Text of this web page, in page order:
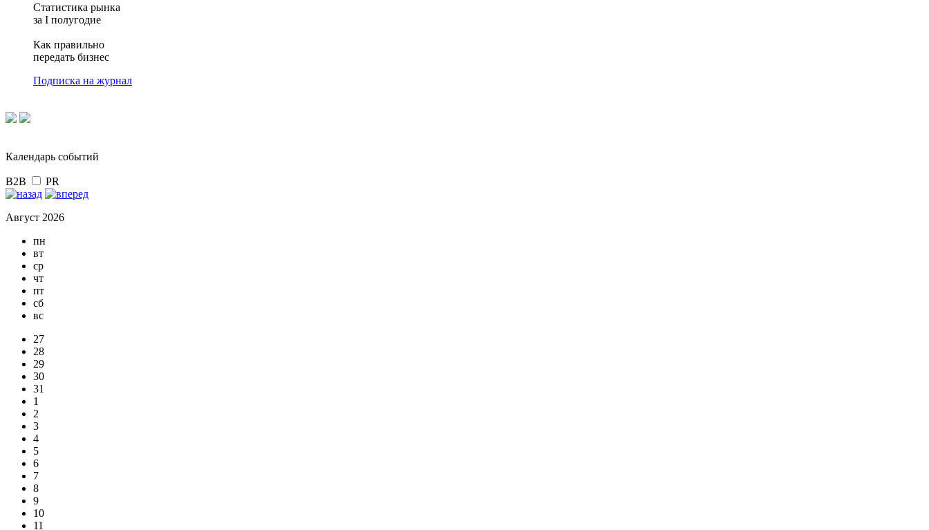
Статистика рынка
за I полугодие
Как правильно
передать бизнес
Подписка на журнал
Календарь событий
B2B PR
Август 2026
пн
вт
ср
чт
пт
сб
вс
27
28
29
30
31
1
2
3
4
5
6
7
8
9
10
11